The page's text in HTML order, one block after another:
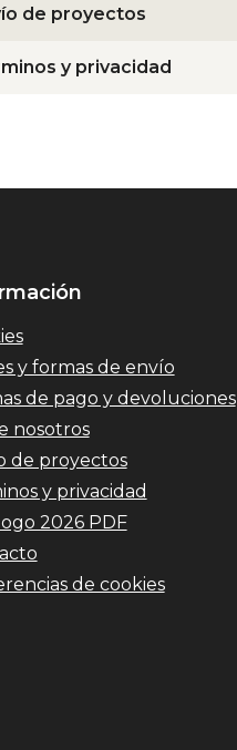
de proyectos
y privacidad
y formas de envío
de pago y devoluciones
nosotros
de proyectos
y privacidad
2026 PDF
de cookies